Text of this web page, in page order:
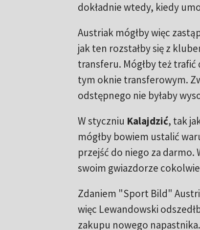
dokładnie wtedy, kiedy
Austriak mógłby więc
jak ten rozstałby się z
transferu. Mógłby też
tym oknie transferowym.
odstępnego nie byłaby
W styczniu Kalajdzić, tak
mógłby bowiem ustalić
przejść do niego za darmo.
swoim gwiazdorze
Zdaniem "Sport Bild"
więc Lewandowski
zakupu nowego